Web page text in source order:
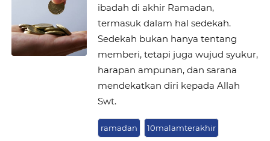
ibadah di akhir Ramadan,
termasuk dalam hal sedekah.
Sedekah bukan hanya tentang
memberi, tetapi juga wujud syukur,
harapan ampunan, dan sarana
mendekatkan diri kepada Allah
Swt.
ramadan 10malamterakhir